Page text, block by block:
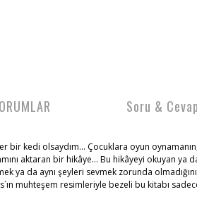
bir kedi olsaydım... Çocuklara oyun
aktaran bir hikâye... Bu hikâyeyi okuyan
ya da aynı şeyleri sevmek zorunda
muhteşem resimleriyle bezeli bu kitabı
Soru & Cevap